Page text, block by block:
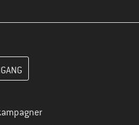
opret i næste trin din